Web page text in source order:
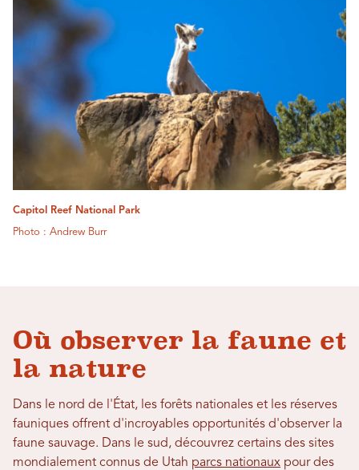
Capitol Reef National Park
Photo : Andrew Burr
Où observer la faune et
la nature
Dans le nord de l'État, les forêts nationales et les réserves
fauniques offrent d'incroyables opportunités d'observer la
faune sauvage. Dans le sud, découvrez certains des sites
mondialement connus de Utah parcs nationaux pour des